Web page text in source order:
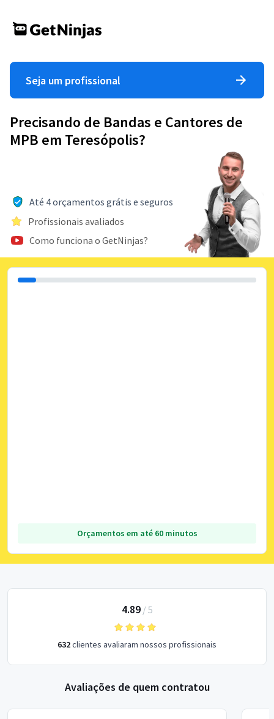
Seja um profissional
Precisando de Bandas e Cantores de
MPB em Teresópolis?
Até 4 orçamentos grátis e seguros
Profissionais avaliados
Como funciona o GetNinjas?
Orçamentos em até 60 minutos
4.89/ 5
632clientes avaliaram nossos profissionais
Avaliações de quem contratou